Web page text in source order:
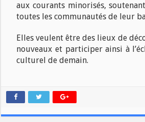
aux courants minorisés,
toutes les communautés de leur
Elles veulent être des lieux de
nouveaux et participer ainsi à
culturel de demain.